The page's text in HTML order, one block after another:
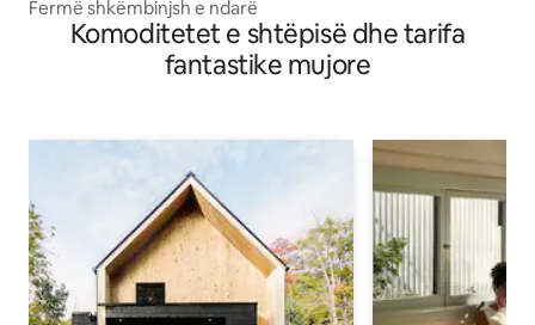
Fermë shkëmbinjsh e ndarë
Komoditetet e shtëpisë dhe tarifa
fantastike mujore